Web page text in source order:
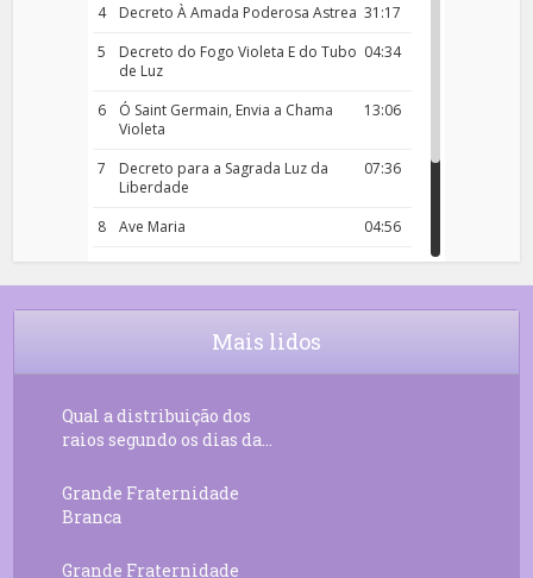
4
31:17
Decreto À Amada Poderosa Astrea
5
04:34
Decreto do Fogo Violeta E do Tubo
de Luz
6
13:06
Ó Saint Germain, Envia a Chama
Violeta
7
07:36
Decreto para a Sagrada Luz da
Liberdade
8
04:56
Ave Maria
9
18:00
Rosário da Criança
10
04:43
Decreto 50.03 – Diante da Vossa
Mais lidos
Qual a distribuição dos
raios segundo os dias da...
Grande Fraternidade
Branca
Grande Fraternidade